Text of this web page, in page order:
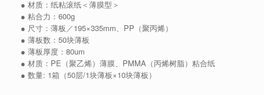
● 材质：纸粘滚纸＜薄膜型＞
● 粘合力：600g
● 尺寸：薄板／195×335mm、PP（聚丙烯）
● 薄板数：50块薄板
● 薄板厚度：80um
● 材质：PE（聚乙烯）薄膜、PMMA（丙烯树脂）粘合纸
● 数量: 1箱（50层/1块薄板×10块薄板）